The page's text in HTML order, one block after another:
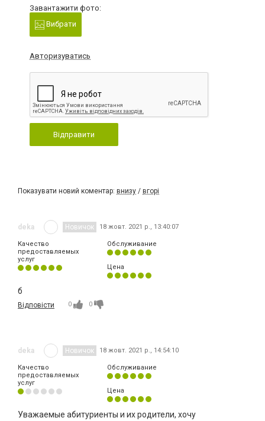
Завантажити фото:
Вибрати
Авторизуватись
Відправити
Показувати новий коментар: внизу / вгорі
deka Новичок 18 жовт. 2021 р., 13:40:07
Качество
предоставляемых
услуг
Обслуживание
Цена
б
Відповісти 0 0
deka Новичок 18 жовт. 2021 р., 14:54:10
Качество
предоставляемых
услуг
Обслуживание
Цена
Уважаемые абитуриенты и их родители, хочу